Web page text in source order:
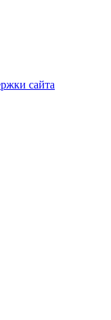
сайта